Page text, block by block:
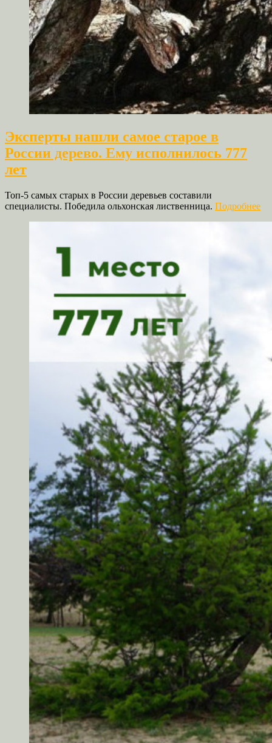
Эксперты нашли самое старое в
России дерево. Ему исполнилось 777
лет
Топ-5 самых старых в России деревьев составили
специалисты. Победила ольхонская лиственница. Подробнее